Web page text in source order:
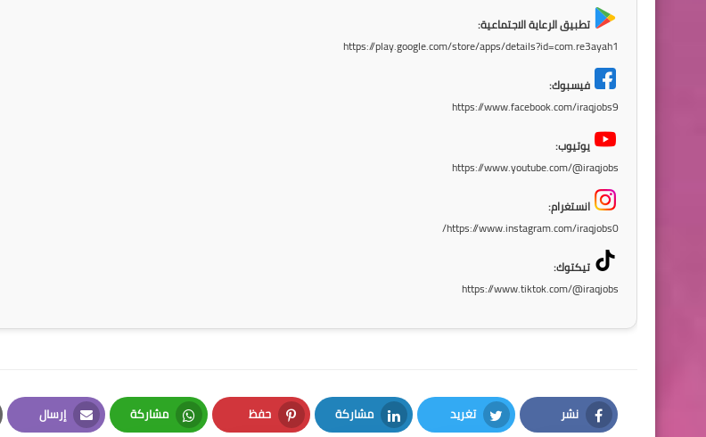
تطبيق الرعاية الاجتماعية:
https://play.google.com/store/apps/details?id=com.re3ayah1
فيسبوك:
https://www.facebook.com/iraqjobs9
يوتيوب:
https://www.youtube.com/@iraqjobs
انستغرام:
https://www.instagram.com/iraqjobs0/
تيكتوك:
https://www.tiktok.com/@iraqjobs
نشر تغريد مشاركة حفظ مشاركة إرسال